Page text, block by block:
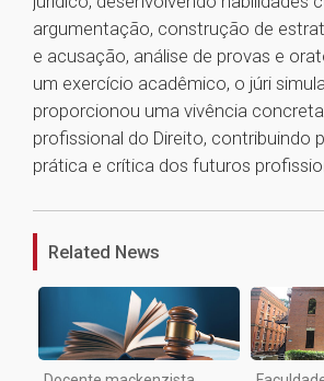
argumentação, construção de
e acusação, análise de provas e
um exercício acadêmico, o júri
proporcionou uma vivência
profissional do Direito, contribuindo
prática e crítica dos futuros1
Related News